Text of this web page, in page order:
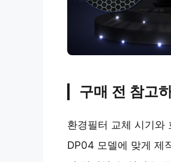
구매 전 참고
환경필터 교체 시기와
DP04 모델에 맞게 제